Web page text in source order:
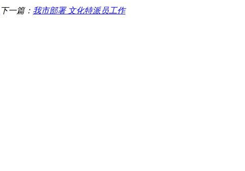
下一篇： 我市部署 文化特派员工作